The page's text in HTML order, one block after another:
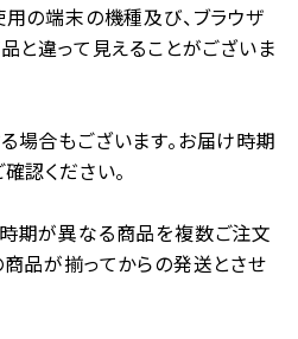
の端末の機種及び、ブラウザ
と違って見えることがございま
合もございます。お届け時期
認ください。
期が異なる商品を複数ご注文
品が揃ってからの発送とさせ